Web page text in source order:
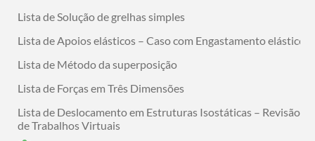
Lista de Solução de grelhas simples
Lista de Apoios elásticos – Caso com Engastamento elástico
Lista de Método da superposição
Lista de Forças em Três Dimensões
Lista de Deslocamento em Estruturas Isostáticas – Revisão
de Trabalhos Virtuais